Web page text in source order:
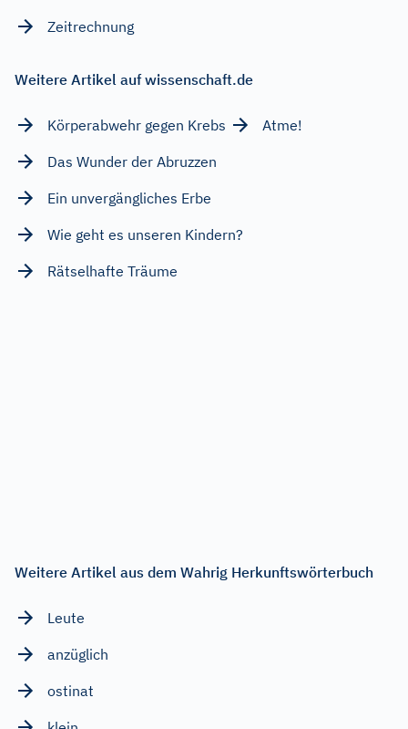
Zeitrechnung
Weitere Artikel auf wissenschaft.de
Körperabwehr gegen Krebs
Atme!
Das Wunder der Abruzzen
Ein unvergängliches Erbe
Wie geht es unseren Kindern?
Rätselhafte Träume
Weitere Artikel aus dem Wahrig Herkunftswörterbuch
Leute
anzüglich
ostinat